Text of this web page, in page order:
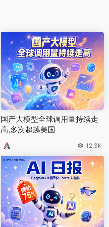
国产大模型全球调用量持续走
高,多次超越美国
12.3K